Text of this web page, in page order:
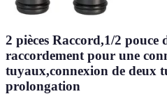
2 pièces Raccord,1/2 pouce
raccordement pour une
tuyaux,connexion de deux
prolongation